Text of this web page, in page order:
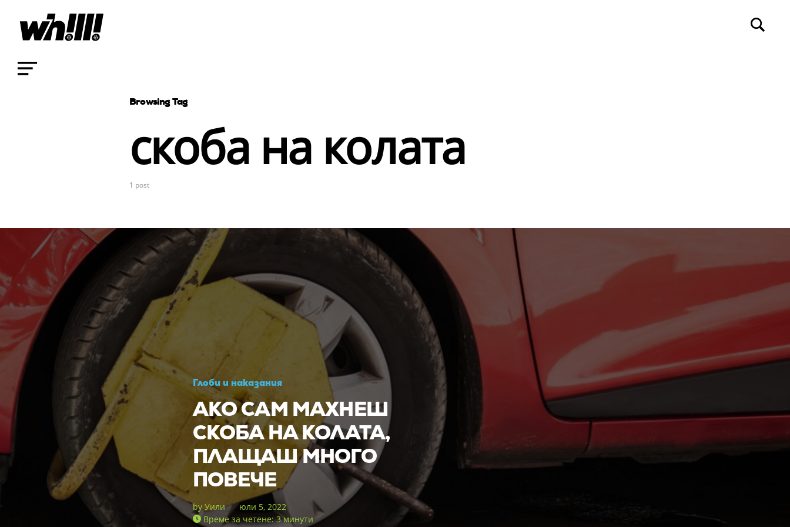
Browsing Tag
скоба на колата
1 post
Глоби и наказания
АКО САМ МАХНЕШ
СКОБА НА КОЛАТА,
ПЛАЩАШ МНОГО
ПОВЕЧЕ
by Уили
юли 5, 2022
Време за четене: 3 минути